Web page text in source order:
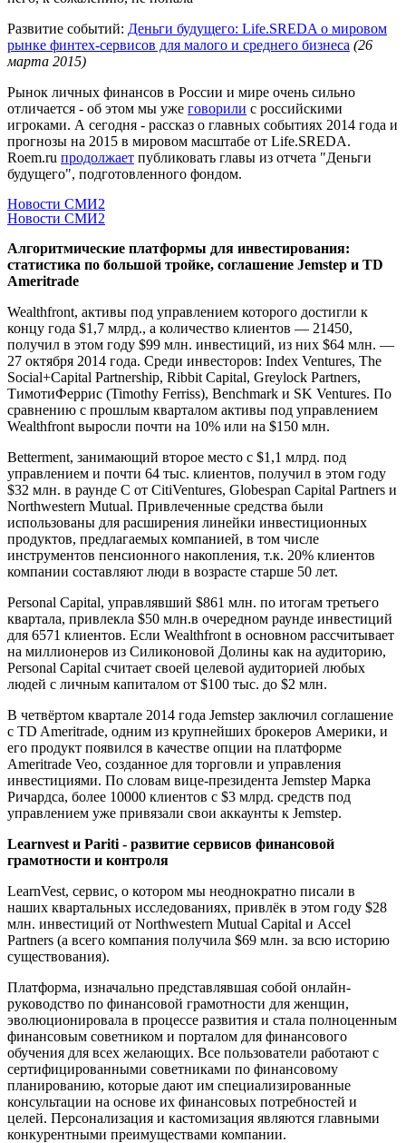
Развитие событий: Деньги будущего: Life.SREDA о мировом
рынке финтех-сервисов для малого и среднего бизнеса (26
марта 2015)
Рынок личных финансов в России и мире очень сильно
отличается - об этом мы уже говорили с российскими
игроками. А сегодня - рассказ о главных событиях 2014 года и
прогнозы на 2015 в мировом масштабе от Life.SREDA.
Roem.ru продолжает публиковать главы из отчета "Деньги
будущего", подготовленного фондом.
Новости СМИ2
Новости СМИ2
Алгоритмические платформы для инвестирования:
статистика по большой тройке, соглашение Jemstep и TD
Ameritrade
Wealthfront, активы под управлением которого достигли к
концу года $1,7 млрд., а количество клиентов — 21450,
получил в этом году $99 млн. инвестиций, из них $64 млн. —
27 октября 2014 года. Среди инвесторов: Index Ventures, The
Social+Capital Partnership, Ribbit Capital, Greylock Partners,
ТимотиФеррис (Timothy Ferriss), Benchmark и SK Ventures. По
сравнению с прошлым кварталом активы под управлением
Wealthfront выросли почти на 10% или на $150 млн.
Betterment, занимающий второе место с $1,1 млрд. под
управлением и почти 64 тыс. клиентов, получил в этом году
$32 млн. в раунде С от CitiVentures, Globespan Capital Partners и
Northwestern Mutual. Привлеченные средства были
использованы для расширения линейки инвестиционных
продуктов, предлагаемых компанией, в том числе
инструментов пенсионного накопления, т.к. 20% клиентов
компании составляют люди в возрасте старше 50 лет.
Personal Capital, управлявший $861 млн. по итогам третьего
квартала, привлекла $50 млн.в очередном раунде инвестиций
для 6571 клиентов. Если Wealthfront в основном рассчитывает
на миллионеров из Силиконовой Долины как на аудиторию,
Personal Capital считает своей целевой аудиторией любых
людей с личным капиталом от $100 тыс. до $2 млн.
В четвёртом квартале 2014 года Jemstep заключил соглашение
с TD Ameritrade, одним из крупнейших брокеров Америки, и
его продукт появился в качестве опции на платформе
Ameritrade Veo, созданное для торговли и управления
инвестициями. По словам вице-президента Jemstep Марка
Ричардса, более 10000 клиентов с $3 млрд. средств под
управлением уже привязали свои аккаунты к Jemstep.
Learnvest и Pariti - развитие сервисов финансовой
грамотности и контроля
LearnVest, сервис, о котором мы неоднократно писали в
наших квартальных исследованиях, привлёк в этом году $28
млн. инвестиций от Northwestern Mutual Capital и Accel
Partners (а всего компания получила $69 млн. за всю историю
существования).
Платформа, изначально представлявшая собой онлайн-
руководство по финансовой грамотности для женщин,
эволюционировала в процессе развития и стала полноценным
финансовым советником и порталом для финансового
обучения для всех желающих. Все пользователи работают с
сертифицированными советниками по финансовому
планированию, которые дают им специализированные
консультации на основе их финансовых потребностей и
целей. Персонализация и кастомизация являются главными
конкурентными преимуществами компании.